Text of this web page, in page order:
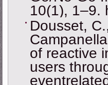
10(1), 1–9.
Dousset,
of reactive
users